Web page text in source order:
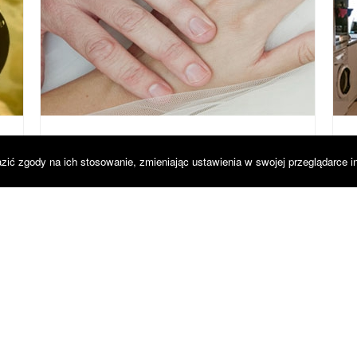
LFSTUDIO FOTOGRAFIA
DLA FIRM,VIDEO
zgody na ich stosowanie, zmieniając ustawienia w swojej przeglądarce